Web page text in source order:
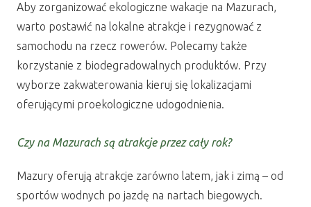
Aby zorganizować ekologiczne wakacje na Mazurach,
warto postawić na lokalne atrakcje i rezygnować z
samochodu na rzecz rowerów. Polecamy także
korzystanie z biodegradowalnych produktów. Przy
wyborze zakwaterowania kieruj się lokalizacjami
oferującymi proekologiczne udogodnienia.
Czy na Mazurach są atrakcje przez cały rok?
Mazury oferują atrakcje zarówno latem, jak i zimą – od
sportów wodnych po jazdę na nartach biegowych.